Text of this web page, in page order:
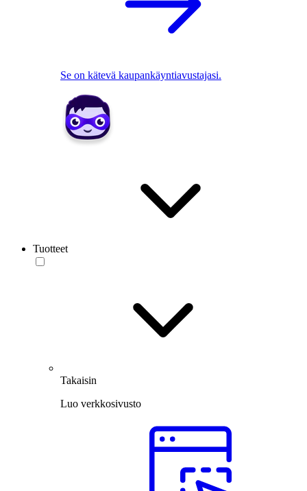
Se on kätevä kaupankäyntiavustajasi.
Tuotteet
Takaisin
Luo verkkosivusto